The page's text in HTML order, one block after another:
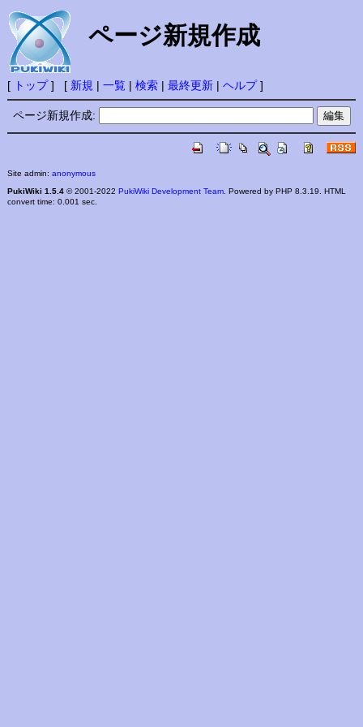
ページ新規作成
[ トップ] [ 新規 | 一覧| 検索| 最終更新| ヘルプ]
ページ新規作成:
Site admin: anonymous
PukiWiki 1.5.4© 2001-2022 PukiWiki Development Team. Powered by PHP 8.3.19. HTML
convert time: 0.001 sec.